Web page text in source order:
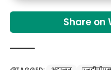
Share on